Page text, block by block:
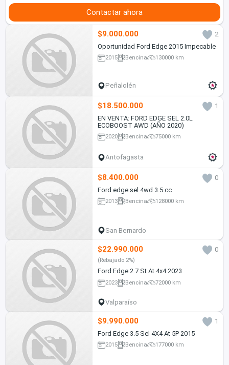
Contactar ahora
$9.000.000
2
Oportunidad Ford Edge 2015 Impecable
2015 Bencina 130000 km
Peñalolén
$18.500.000
1
EN VENTA: FORD EDGE SEL 2.0L
ECOBOOST AWD (AÑO 2020)
2020 Bencina 75000 km
Antofagasta
$8.400.000
0
Ford edge sel 4wd 3.5 cc
2013 Bencina 128000 km
San Bernardo
$22.990.000 0
(Rebajado 2%)
Ford Edge 2.7 St At 4x4 2023
2023 Bencina 72000 km
Valparaíso
$9.990.000
1
Ford Edge 3.5 Sel 4X4 At 5P 2015
2015 Bencina 177000 km